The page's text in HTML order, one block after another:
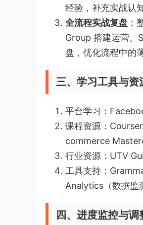
经验，补充实战认知
全流程实战复盘 ：
Group 搭建运营、
盘，优化流程中的
三、学习工具与资
平台学习：
课程资源：
commerce
行业资源：UTV
工具支持：
Analytics（数据监
四、进度监控与调